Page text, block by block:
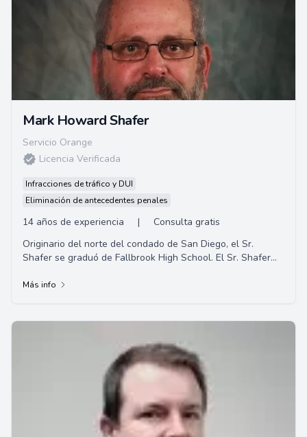
Mark Howard Shafer
Servicio Orange
Licencia Verificada
Infracciones de tráfico y DUI
Eliminación de antecedentes penales
14 años de experiencia |
Consulta gratis
Originario del norte del condado de San Diego, el Sr.
Shafer se graduó de Fallbrook High School. El Sr. Shafer
Más info